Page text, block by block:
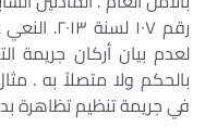
رقم ١٠٧
لعدم بيان أركان جريمة
بالحكم ولا متصلاً به .
في جريمة تنظيم تظاهرة